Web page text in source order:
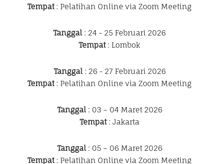
Tempat: Pelatihan Online via Zoom Meeting
Tanggal : 24 - 25 Februari 2026
Tempat: Lombok
Tanggal: 26 - 27 Februari 2026
Tempat: Pelatihan Online via Zoom Meeting
Tanggal: 03 – 04 Maret 2026
Tempat: Jakarta
Tanggal: 05 – 06 Maret 2026
Tempat: Pelatihan Online via Zoom Meeting